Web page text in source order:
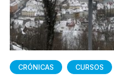
CRÓNICAS CURSOS